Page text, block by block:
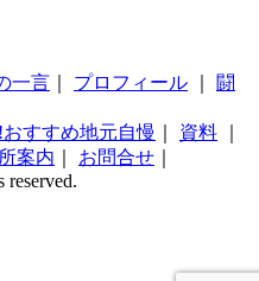
一言 プロフィール
闘
おすすめ地元自慢 資料
案内 お問合せ